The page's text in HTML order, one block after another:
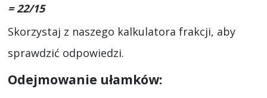
= 22/15
Skorzystaj z naszego kalkulatora frakcji, aby
sprawdzić odpowiedzi.
Odejmowanie ułamków: